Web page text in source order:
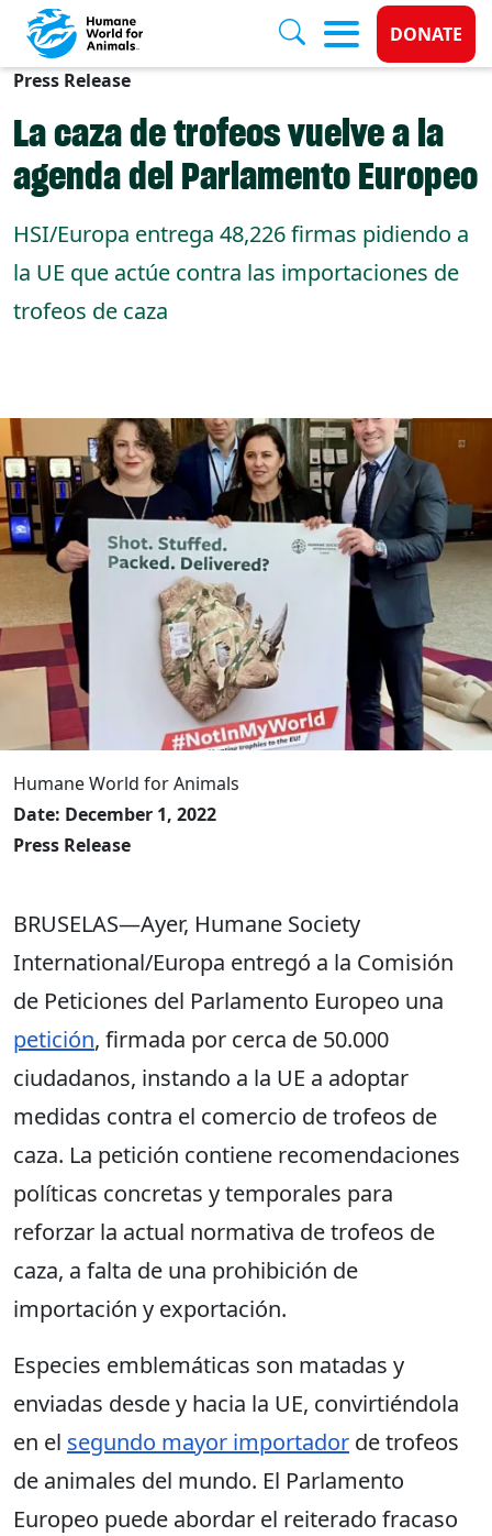
Skip to main content
Donate
DONATE
Press Release
La caza de trofeos vuelve a la
agenda del Parlamento Europeo
HSI/Europa entrega 48,226 firmas pidiendo a
la UE que actúe contra las importaciones de
trofeos de caza
Humane World for Animals
Date: December 1, 2022
Press Release
BRUSELAS—Ayer, Humane Society
International/Europa entregó a la Comisión
de Peticiones del Parlamento Europeo una
petición, firmada por cerca de 50.000
ciudadanos, instando a la UE a adoptar
medidas contra el comercio de trofeos de
caza. La petición contiene recomendaciones
políticas concretas y temporales para
reforzar la actual normativa de trofeos de
caza, a falta de una prohibición de
importación y exportación.
Especies emblemáticas son matadas y
enviadas desde y hacia la UE, convirtiéndola
en el segundo mayor importador de trofeos
de animales del mundo. El Parlamento
Europeo puede abordar el reiterado fracaso